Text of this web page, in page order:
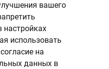
вашего
настройках
использовать
на
данных в